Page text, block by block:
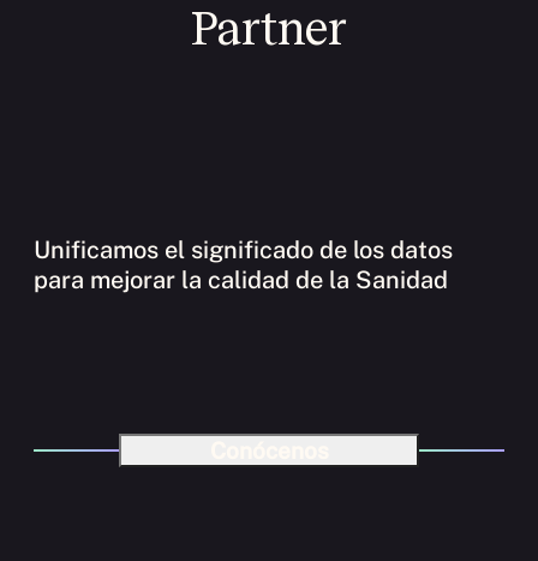
Partner
Unificamos el significado de los datos
para mejorar la calidad de la Sanidad